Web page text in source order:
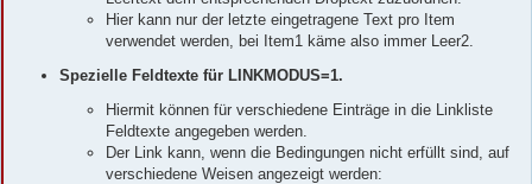
Hier kann nur der letzte eingetragene Text pro Item
verwendet werden, bei Item1 käme also immer Leer2.
Spezielle Feldtexte für LINKMODUS=1.
Hiermit können für verschiedene Einträge in die Linkliste
Feldtexte angegeben werden.
Der Link kann, wenn die Bedingungen nicht erfüllt sind, auf
verschiedene Weisen angezeigt werden: